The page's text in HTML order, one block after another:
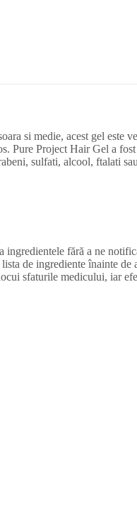
si medie, acest gel este
Pure Project Hair Gel a
sulfati, alcool, ftalati
fără a ne
de ingrediente înainte de
sfaturile medicului, iar